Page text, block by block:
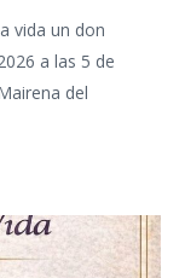
vida un don
a las 5 de
del